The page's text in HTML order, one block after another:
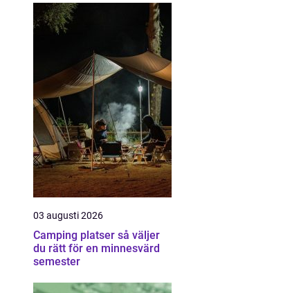
03 augusti 2026
Camping platser så väljer
du rätt för en minnesvärd
semester